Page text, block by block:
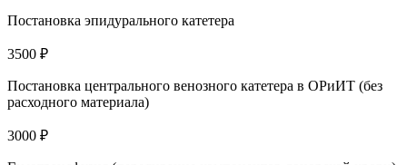
Постановка эпидурального катетера
3500 ₽
Постановка центрального венозного катетера в ОРиИТ (без
расходного материала)
3000 ₽